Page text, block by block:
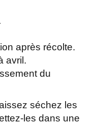
après récolte.
avril.
du
séchez les
les dans une